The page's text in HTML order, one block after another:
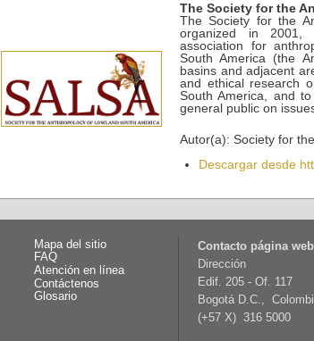
The Society for the
The Society for the
organized in 2001,
association for
South America (the
basins and adjacent
and ethical research
South America, and
general public on
Autor(a): Society for
Descargar desde
Mapa del sitio
FAQ
Atención en línea
Contáctenos
Glosario
Contacto página
Dirección
Edif. 205 - Of. 117
Bogotá D.C.,
(+57 X) 316 5000